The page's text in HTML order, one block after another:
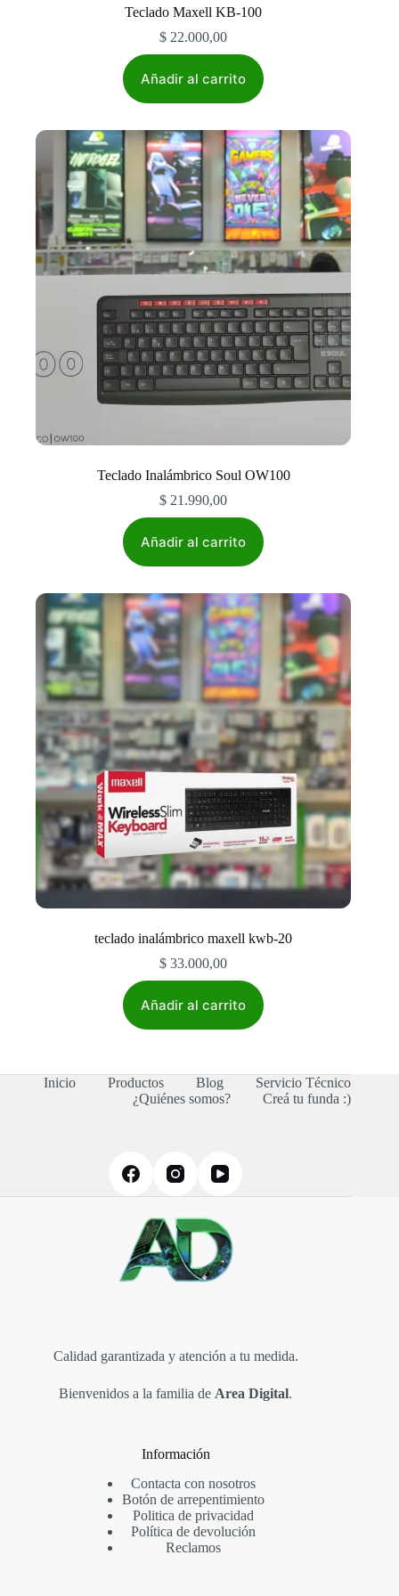
Teclado Maxell KB-100
$ 22.000,00
Añadir al carrito
Teclado Inalámbrico Soul OW100
$ 21.990,00
Añadir al carrito
teclado inalámbrico maxell kwb-20
$ 33.000,00
Añadir al carrito
Inicio Productos Blog
Servicio Técnico
¿Quiénes somos?
Creá tu funda :)
Calidad garantizada y atención a tu medida.
Bienvenidos a la familia deArea Digital.
Información
Contacta con nosotros
Botón de arrepentimiento
Politica de privacidad
Política de devolución
Reclamos